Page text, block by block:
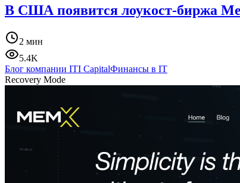
В США появится лоукост-биржа
2 мин
5.4K
Блог компании ITI CapitalФинансы в IT
Recovery Mode